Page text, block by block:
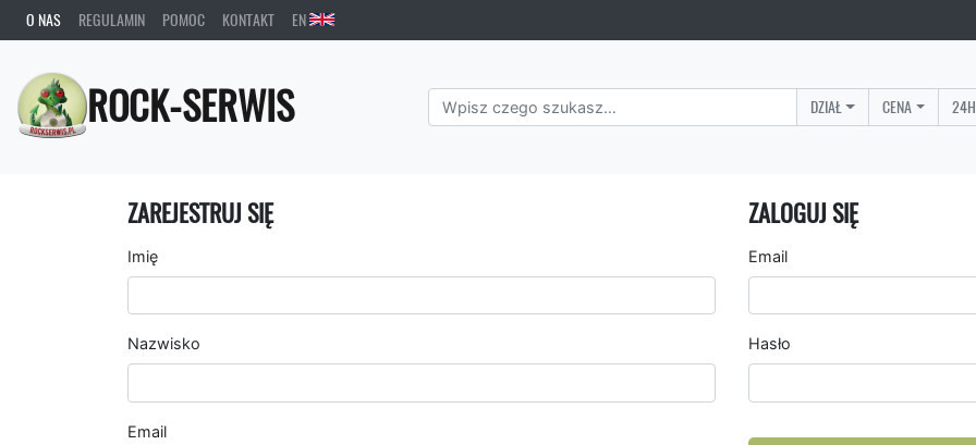
O NAS REGULAMIN POMOC KONTAKT EN
ROCK-SERWIS DZIAŁ CENA
ZAREJESTRUJ SIĘ
Imię
Nazwisko
Email
ZALOGUJ SIĘ
Email
Hasło